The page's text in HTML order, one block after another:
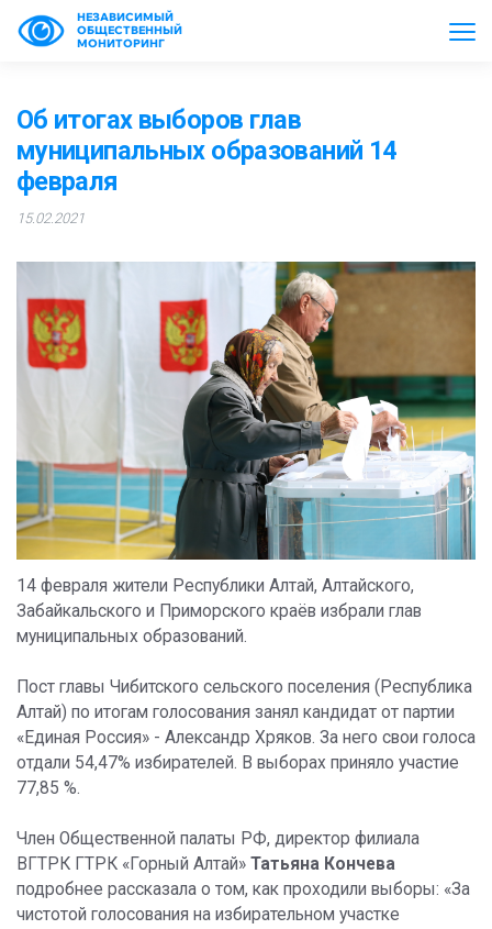
НЕЗАВИСИМЫЙ
ОБЩЕСТВЕННЫЙ
МОНИТОРИНГ
Об итогах выборов глав
муниципальных образований 14
февраля
15.02.2021
14 февраля жители Республики Алтай, Алтайского,
Забайкальского и Приморского краёв избрали глав
муниципальных образований.
Пост главы Чибитского сельского поселения (Республика
Алтай) по итогам голосования занял кандидат от партии
«Единая Россия» - Александр Хряков. За него свои голоса
отдали 54,47% избирателей. В выборах приняло участие
77,85 %.
Член Общественной палаты РФ, директор филиала
ВГТРК ГТРК «Горный Алтай» Татьяна Кончева
подробнее рассказала о том, как проходили выборы: «За
чистотой голосования на избирательном участке